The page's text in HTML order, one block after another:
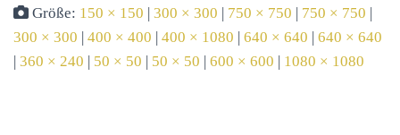
Größe: 150 × 150 | 300 × 300 | 750 × 750 | 750 × 750 |
300 × 300 | 400 × 400 | 400 × 1080 | 640 × 640 | 640 × 640
| 360 × 240 | 50 × 50 | 50 × 50 | 600 × 600 | 1080 × 1080